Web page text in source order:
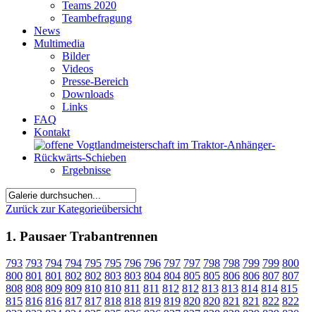
Teams 2020
Teambefragung
News
Multimedia
Bilder
Videos
Presse-Bereich
Downloads
Links
FAQ
Kontakt
Ergebnisse
Zurück zur Kategorieübersicht
1. Pausaer Trabantrennen
793 793 794 794 795 795 796 796 797 797 798 798 799 799 800
800 801 801 802 802 803 803 804 804 805 805 806 806 807 807
808 808 809 809 810 810 811 811 812 812 813 813 814 814 815
815 816 816 817 817 818 818 819 819 820 820 821 821 822 822